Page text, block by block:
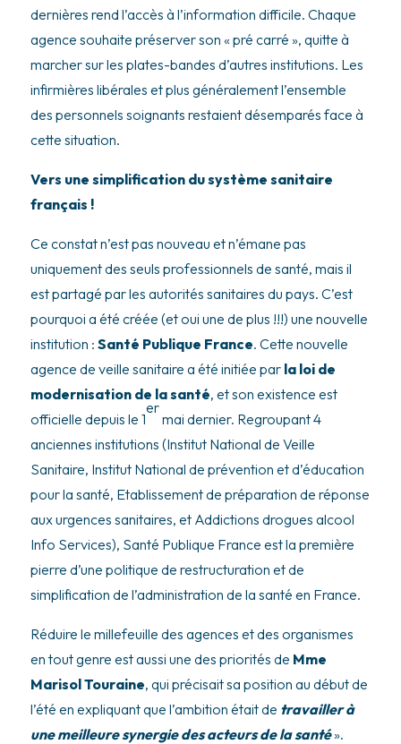
dernières rend l’accès à l’information difficile. Chaque
agence souhaite préserver son « pré carré », quitte à
marcher sur les plates-bandes d’autres institutions. Les
infirmières libérales et plus généralement l’ensemble
des personnels soignants restaient désemparés face à
cette situation.
Vers une simplification du système sanitaire
français !
Ce constat n’est pas nouveau et n’émane pas
uniquement des seuls professionnels de santé, mais il
est partagé par les autorités sanitaires du pays. C’est
pourquoi a été créée (et oui une de plus !!!) une nouvelle
institution : Santé Publique France. Cette nouvelle
agence de veille sanitaire a été initiée par la loi de
modernisation de la santé, et son existence est
officielle depuis le 1
er
mai dernier. Regroupant 4
anciennes institutions (Institut National de Veille
Sanitaire, Institut National de prévention et d’éducation
pour la santé, Etablissement de préparation de réponse
aux urgences sanitaires, et Addictions drogues alcool
Info Services), Santé Publique France est la première
pierre d’une politique de restructuration et de
simplification de l’administration de la santé en France.
Réduire le millefeuille des agences et des organismes
en tout genre est aussi une des priorités de Mme
Marisol Touraine, qui précisait sa position au début de
l’été en expliquant que l’ambition était de travailler à
une meilleure synergie des acteurs de la santé».